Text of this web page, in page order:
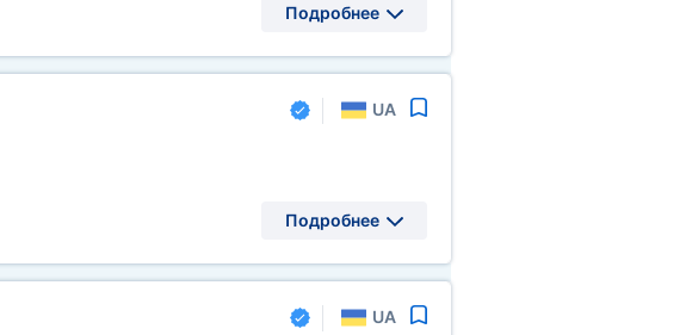
Подробнее
UA
Подробнее
UA